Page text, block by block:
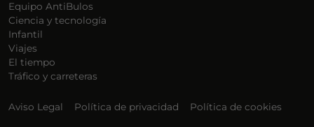
Equipo AntiBulos
Ciencia y tecnología
Infantil
Viajes
El tiempo
Tráfico y carreteras
Aviso Legal Política de privacidad Política de cookies